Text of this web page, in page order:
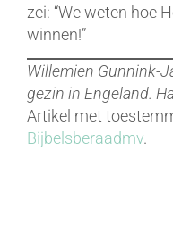
zei: “We weten hoe
winnen!”
Willemien Gunnink-
gezin in Engeland.
Artikel met
Bijbelsberaadmv.